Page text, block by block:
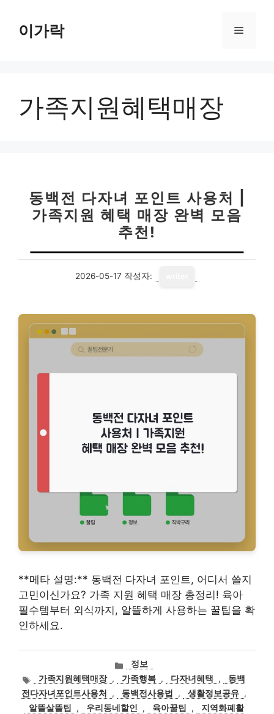
이가락 메
가족지원혜택매장
동백전 다자녀 포인트 사용처 |
가족지원 혜택 매장 완벽 모음
추천!
2026-05-17 작성자:
**메타 설명:** 동백전 다자녀 포인트, 어디서 쓸지
고민이신가요? 가족 지원 혜택 매장 총정리! 육아
필수템부터 외식까지, 알뜰하게 사용하는 꿀팁을 확
인하세요.
카
테
고
리
정보
태
그
가족지원혜택매장 , 가족행복 , 다자녀혜택 ,
동백
전다자녀포인트사용처
, 동백전사용법 , 생활정보공유 ,
알뜰살뜰팁
, 우리동네할인 , 육아꿀팁 ,
지역화폐활